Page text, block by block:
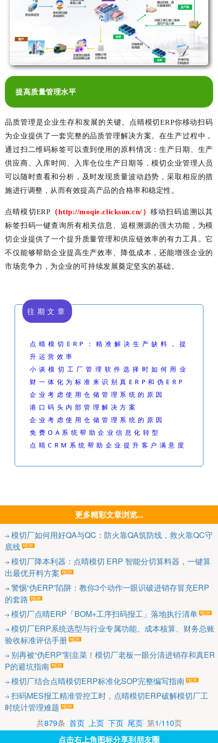
提高质量管理水平
品质管理是企业生存和发展的关键。点晴模切ERP你移动扫码
为企业提供了一套完整的品质管理解决方案。在生产过程中，
通过扫二维码标签可以查到使用的原料情况：生产日期、生产
供应商、入库时间、入库仓位生产日期等，模切企业管理人员
可以随时查看和分析，及时发现质量波动趋势，采取相应的措
施进行调整，从而有效提高产品的合格率和稳定性。
点晴模切ERP （http://moqie.clicksun.cn/） 移动扫码追溯以其
标签扫码一键查询所有相关信息、追根溯源的强大功能，为模
切企业提供了一个提升质量管理和供应链效率的有力工具。它
不仅能够帮助企业提高生产效率、降低成本，还能增强企业的
市场竞争力，为企业的可持续发展奠定坚实的基础。
往期文章
点晴模切ERP：精准解决生产缺料，提
升运营效率
小谈模切工厂管理软件选择时如何用业
财一体化为标准来识别真ERP和伪ERP
企业考虑使用仓储管理系统的原因
港口码头内部管理解决方案
企业考虑使用仓储管理系统的原因
免费OA系统帮助企业信息化转型
点晴CRM系统帮助企业提升客户满意度
更多精彩文章浏览...
模切厂如何用好QA与QC：防火靠QA筑防线，救火靠QC守
底线
模切厂降本利器：点晴模切 ERP 智能分切算料器，一键算
出最优开料方案
警惕“伪ERP”陷阱：教你3个动作一眼识破进销存冒充ERP
的套路
模切厂点晴ERP「BOM+工序扫码报工」落地执行清单
模切厂ERP系统选型与行业专属功能、成本核算、财务总账
验收标准评估手册
别再被“伪ERP”割韭菜！模切厂老板一眼分清进销存和真ER
P的避坑指南
模切厂结合点晴模切ERP标准化SOP完整编写指南
扫码MES报工精准管控工时，点晴模切ERP破解模切厂工
时统计管理难题
共879条 首页 上页 下页 尾页第1/110页
点击右上角图标分享到朋友圈